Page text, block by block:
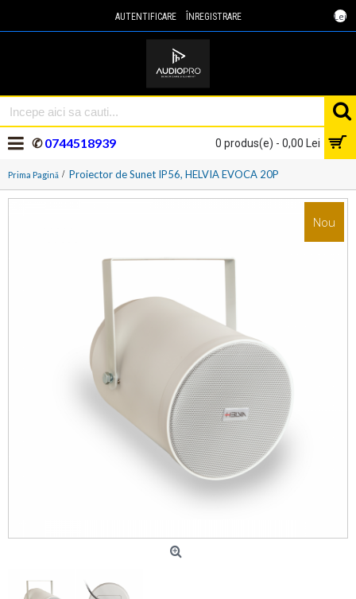
Lei
AUTENTIFICARE ÎNREGISTRARE
0 produs(e) - 0,00 Lei
✆0744518939
Prima Pagină Proiector de Sunet IP56, HELVIA EVOCA 20P
Nou